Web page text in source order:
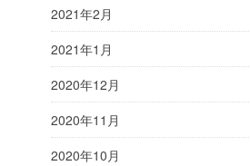
2021年2月
2021年1月
2020年12月
2020年11月
2020年10月